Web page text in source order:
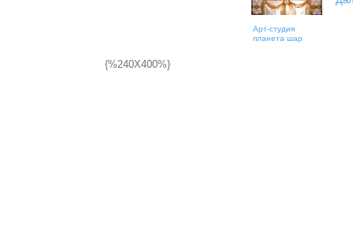
{%240X400%}
Арт-студия
планета шар